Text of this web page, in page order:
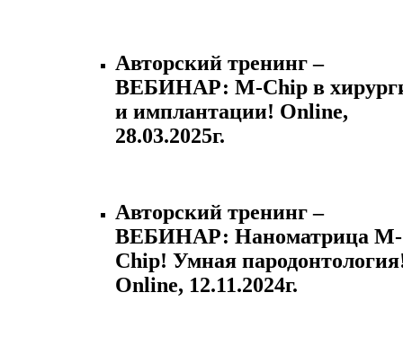
Авторский тренинг –
ВЕБИНАР: M-Chip в
и имплантации! Online,
28.03.2025г.
Авторский тренинг –
ВЕБИНАР: Наноматрица M-
Chip! Умная
Online, 12.11.2024г.